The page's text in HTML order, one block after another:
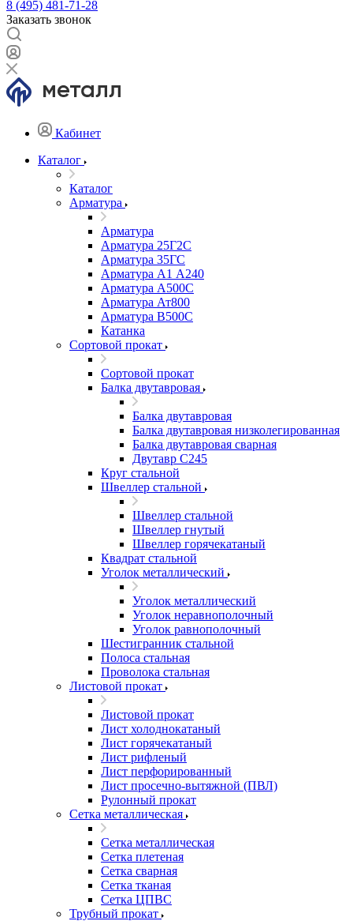
8 (495) 481-71-28
Заказать звонок
Кабинет
Каталог
Каталог
Арматура
Арматура
Арматура 25Г2С
Арматура 35ГС
Арматура А1 А240
Арматура А500С
Арматура Ат800
Арматура В500С
Катанка
Сортовой прокат
Сортовой прокат
Балка двутавровая
Балка двутавровая
Балка двутавровая низколегированная
Балка двутавровая сварная
Двутавр С245
Круг стальной
Швеллер стальной
Швеллер стальной
Швеллер гнутый
Швеллер горячекатаный
Квадрат стальной
Уголок металлический
Уголок металлический
Уголок неравнополочный
Уголок равнополочный
Шестигранник стальной
Полоса стальная
Проволока стальная
Листовой прокат
Листовой прокат
Лист холоднокатаный
Лист горячекатаный
Лист рифленый
Лист перфорированный
Лист просечно-вытяжной (ПВЛ)
Рулонный прокат
Сетка металлическая
Сетка металлическая
Сетка плетеная
Сетка сварная
Сетка тканая
Сетка ЦПВС
Трубный прокат